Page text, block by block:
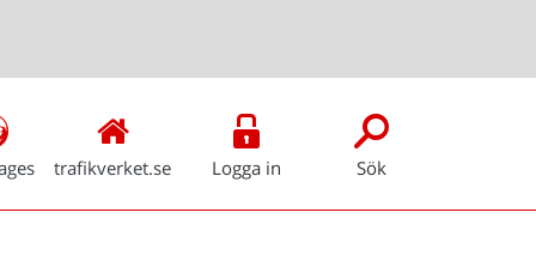
trafikverket.se Logga in Sök